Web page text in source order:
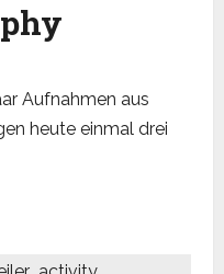
Aufnahmen aus
heute einmal drei